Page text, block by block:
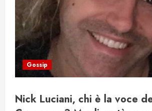
Gossip
Nick Luciani, chi è la voce